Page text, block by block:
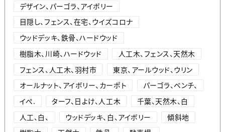
デザイン、パーゴラ、アイボリー
目隠し、フェンス、在宅、ウイズコロナ
ウッドデッキ、鉄骨、ハードウッド
樹脂木、川崎、ハードウッド
人工木、フェンス、天然木
フェンス、人工木、羽村市
東京、アールウッド、ウリン
オールナット、アイボリー、カーポト
パーゴラ、ベンチ、
イぺ.
ターフ、日よけ、人工木
千葉、天然木、白
人工、白、
ウッドデッキ、白、アイボリー
傾斜地